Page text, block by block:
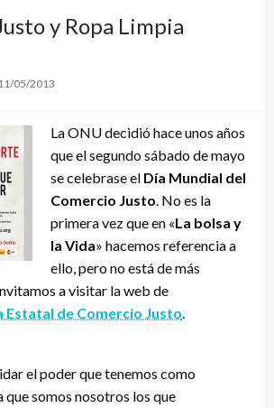
y Ropa Limpia
05/2013
La ONU decidió hace unos años
que el segundo sábado de mayo
se celebrase el Día Mundial del
Comercio Justo . No es la
primera vez que en «La bolsa y
la Vida» hacemos referencia a
ello, pero no está de más
a visitar la web de
de Comercio Justo
el poder que tenemos como
que somos nosotros los que